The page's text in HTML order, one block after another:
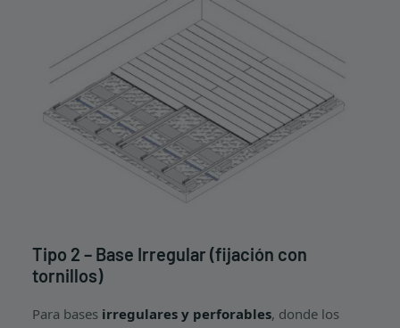
Tipo 2 – Base Irregular (fijación con
tornillos)
Para bases irregulares y perforables, donde los